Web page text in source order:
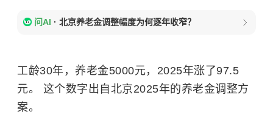
问AI · 北京养老金调整幅度为何逐年收窄？
工龄30年，养老金5000元，2025年涨了97.5
元。 这个数字出自北京2025年的养老金调整方
案。